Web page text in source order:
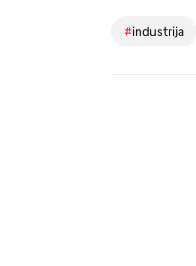
#industrija